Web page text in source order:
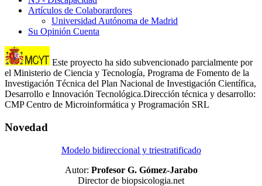
Artículos de Colaborardores
Universidad Autónoma de Madrid
Su Opinión Cuenta
Este proyecto ha sido subvencionado parcialmente por
el Ministerio de Ciencia y Tecnología, Programa de Fomento de la
Investigación Técnica del Plan Nacional de Investigación Científica,
Desarrollo e Innovación Tecnológica.Dirección técnica y desarrollo:
CMP Centro de Microinformática y Programación SRL
Novedad
Modelo bidireccional y triestratificado
Autor: Profesor G. Gómez-Jarabo
Director de biopsicologia.net